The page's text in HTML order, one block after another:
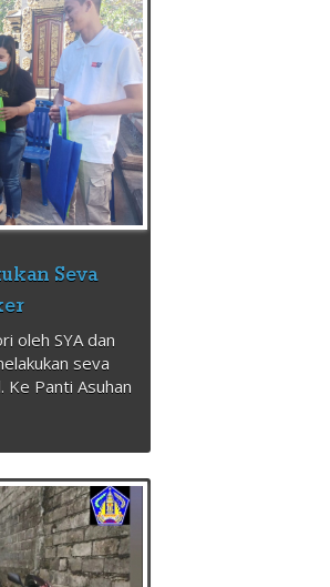
Seva
oleh SYA dan
seva
Ke Panti Asuhan